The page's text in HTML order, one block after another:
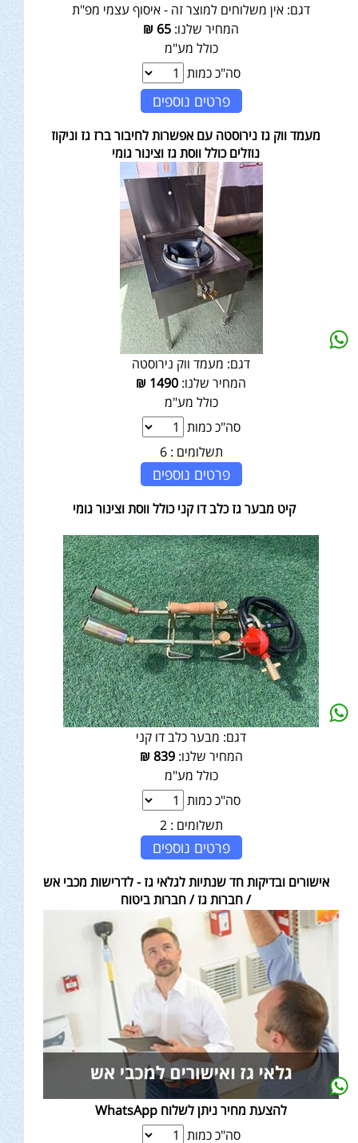
דגם: אין משלוחים למוצר זה - איסוף עצמי מפ"ת
המחיר שלנו: 65
₪
כולל מע"מ
סה"כ כמות
פרטים נוספים
מעמד ווק גז נירוסטה עם אפשרות לחיבור ברז גז וניקוז
נוזלים כולל ווסת גז וצינור גומי
דגם: מעמד ווק נירוסטה
המחיר שלנו: 1490
₪
כולל מע"מ
סה"כ כמות
תשלומים : 6
פרטים נוספים
קיט מבער גז כלב דו קני כולל ווסת וצינור גומי
דגם: מבער כלב דו קני
המחיר שלנו:839
₪
כולל מע"מ
סה"כ כמות
תשלומים : 2
פרטים נוספים
אישורים ובדיקות חד שנתיות לגלאי גז - לדרישות מכבי אש
/ חברות גז / חברות ביטוח
להצעת מחיר ניתן לשלוח WhatsApp
סה"כ כמות